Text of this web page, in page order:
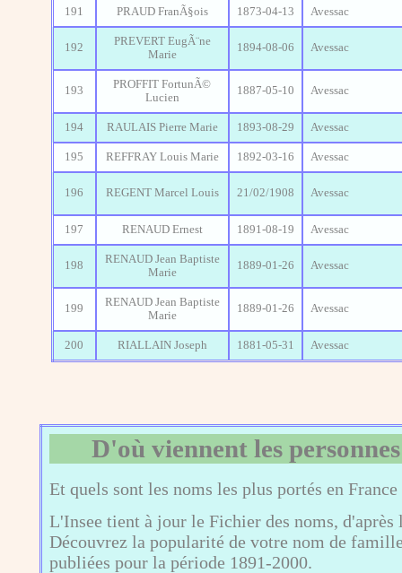
191 PRAUD FranÃ§ois 1873-04-13 Avessac
192
PREVERT EugÃ¨ne
Marie
1894-08-06 Avessac
193
PROFFIT FortunÃ©
Lucien
1887-05-10 Avessac
194 RAULAIS Pierre Marie 1893-08-29 Avessac
195 REFFRAY Louis Marie 1892-03-16 Avessac
196 REGENT Marcel Louis 21/02/1908 Avessac
197 RENAUD Ernest 1891-08-19 Avessac
198
RENAUD Jean Baptiste
Marie
1889-01-26 Avessac
199
RENAUD Jean Baptiste
Marie
1889-01-26 Avessac
200 RIALLAIN Joseph 1881-05-31 Avessac
D'où viennent les
Et quels sont les noms les plus portés en
L'Insee tient à jour le Fichier des noms,
Découvrez la popularité de votre nom de
publiées pour la période 1891-2000.